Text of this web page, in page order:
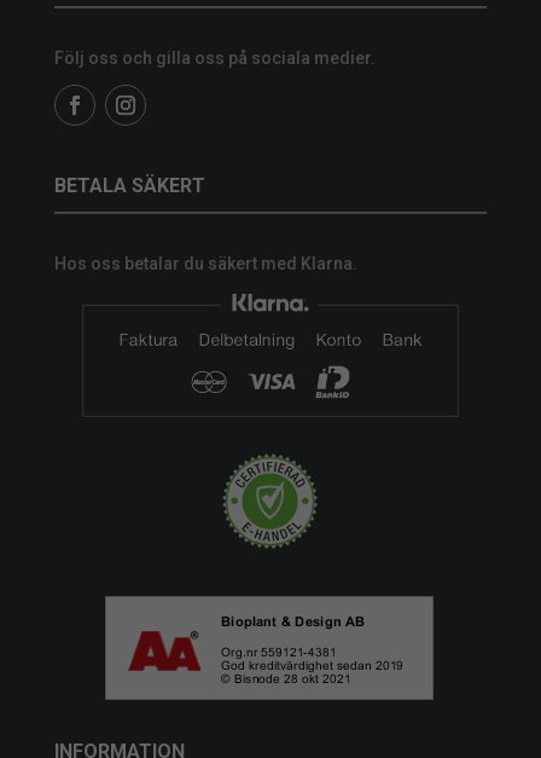
Följ oss och gilla oss på sociala medier.
BETALA SÄKERT
Hos oss betalar du säkert med Klarna.
INFORMATION